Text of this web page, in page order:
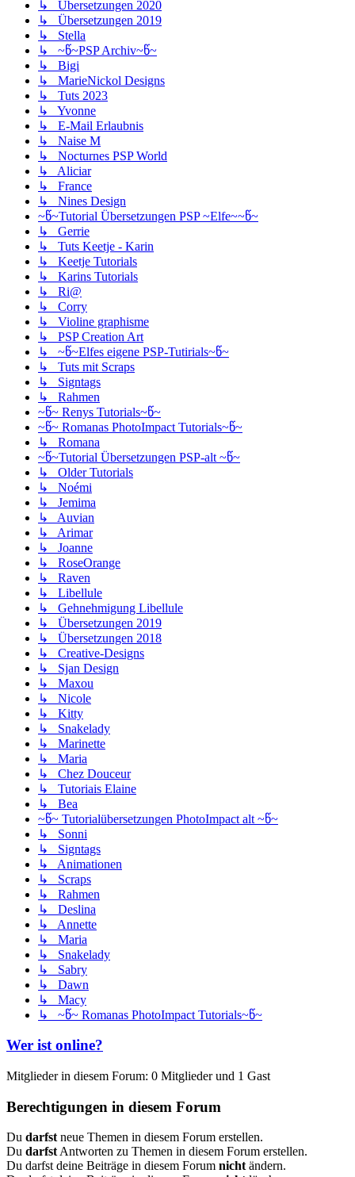
↳ Übersetzungen 2020
↳ Übersetzungen 2019
↳ Stella
↳ ~წ~PSP Archiv~წ~
↳ Bigi
↳ MarieNickol Designs
↳ Tuts 2023
↳ Yvonne
↳ E-Mail Erlaubnis
↳ Naise M
↳ Nocturnes PSP World
↳ Aliciar
↳ France
↳ Nines Design
~წ~Tutorial Übersetzungen PSP ~Elfe~~წ~
↳ Gerrie
↳ Tuts Keetje - Karin
↳ Keetje Tutorials
↳ Karins Tutorials
↳ Ri@
↳ Corry
↳ Violine graphisme
↳ PSP Creation Art
↳ ~წ~Elfes eigene PSP-Tutirials~წ~
↳ Tuts mit Scraps
↳ Signtags
↳ Rahmen
~წ~ Renys Tutorials~წ~
~წ~ Romanas PhotoImpact Tutorials~წ~
↳ Romana
~წ~Tutorial Übersetzungen PSP-alt ~წ~
↳ Older Tutorials
↳ Noémi
↳ Jemima
↳ Auvian
↳ Arimar
↳ Joanne
↳ RoseOrange
↳ Raven
↳ Libellule
↳ Gehnehmigung Libellule
↳ Übersetzungen 2019
↳ Übersetzungen 2018
↳ Creative-Designs
↳ Sjan Design
↳ Maxou
↳ Nicole
↳ Kitty
↳ Snakelady
↳ Marinette
↳ Maria
↳ Chez Douceur
↳ Tutoriais Elaine
↳ Bea
~წ~ Tutorialübersetzungen PhotoImpact alt ~წ~
↳ Sonni
↳ Signtags
↳ Animationen
↳ Scraps
↳ Rahmen
↳ Deslina
↳ Annette
↳ Maria
↳ Snakelady
↳ Sabry
↳ Dawn
↳ Macy
↳ ~წ~ Romanas PhotoImpact Tutorials~წ~
Wer ist online?
Mitglieder in diesem Forum: 0 Mitglieder und 1 Gast
Berechtigungen in diesem Forum
Du darfstneue Themen in diesem Forum erstellen.
Du darfstAntworten zu Themen in diesem Forum erstellen.
Du darfst deine Beiträge in diesem Forum nichtändern.